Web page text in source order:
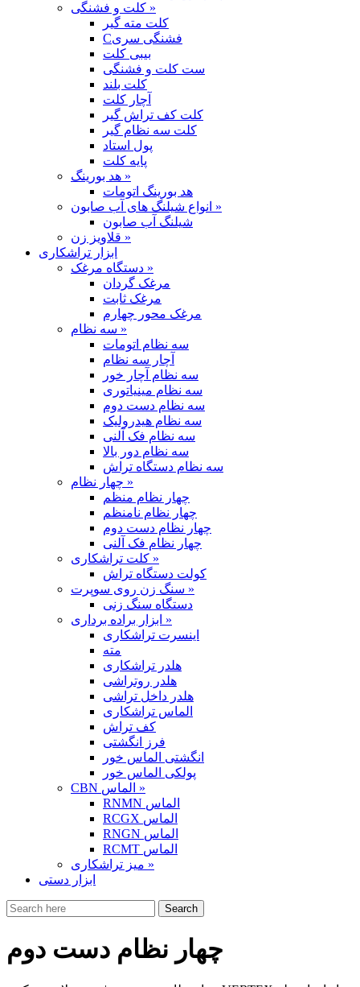
کلت و فشنگی »
کلت مته گیر
Cفشنگی سری
بیبی کلت
ست کلت و فشنگی
کلت بلند
آچار کلت
کلت کف تراش گیر
کلت سه نظام گیر
پول استاد
پایه کلت
هد بورینگ »
هد بورینگ اتومات
انواع شیلنگ های آب صابون »
شیلنگ آب صابون
قلاویز زن »
ابزار تراشکاری
دستگاه مرغک »
مرغک گردان
مرغک ثابت
مرغک محور چهارم
سه نظام »
سه نظام اتومات
آچار سه نظام
سه نظام آچار خور
سه نظام مینیاتوری
سه نظام دست دوم
سه نظام هیدرولیک
سه نظام فک آلنی
سه نظام دور بالا
سه نظام دستگاه تراش
چهار نظام »
چهار نظام منظم
چهار نظام نامنظم
چهار نظام دست دوم
چهار نظام فک آلنی
کلت تراشکاری »
کولت دستگاه تراش
سنگ زن روی سوپرت »
دستگاه سنگ زنی
ابزار براده برداری »
اینسرت تراشکاری
مته
هلدر تراشکاری
هلدر روتراشی
هلدر داخل تراشی
الماس تراشکاری
کف تراش
فرز انگشتی
انگشتی الماس خور
پولکی الماس خور
CBN الماس »
RNMN الماس
RCGX الماس
RNGN الماس
RCMT الماس
میز تراشکاری »
ابزار دستی
چهار نظام دست دوم